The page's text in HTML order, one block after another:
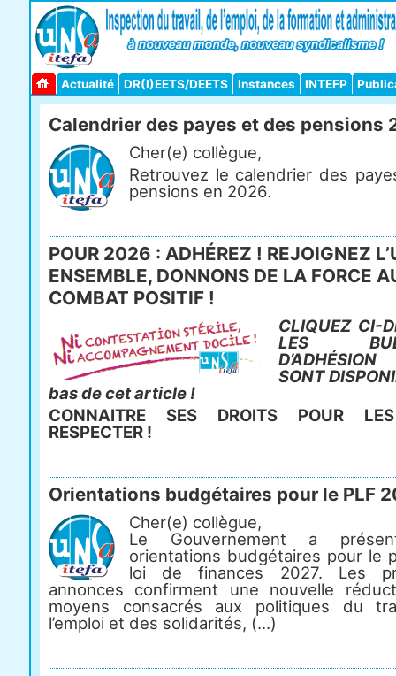
Actualité DR(I)EETS/DEETS Instances INTEFP
Calendrier des payes et des pensions
Cher(e) collègue,
Retrouvez le calendrier des
pensions en 2026.
POUR 2026 : ADHÉREZ ! REJOIGNEZ
ENSEMBLE, DONNONS DE LA FORCE
COMBAT POSITIF !
CLIQUEZ CI-
LES
SONT
bas de cet article !
CONNAITRE SES DROITS POUR
RESPECTER !
Orientations budgétaires pour le PLF
Cher(e) collègue,
Le Gouvernement a
orientations budgétaires pour le
loi de finances 2027. Les
annonces confirment une nouvelle
moyens consacrés aux politiques du
l’emploi et des solidarités, (...)